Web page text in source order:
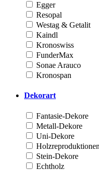
Egger
Resopal
Westag & Getalit
Kaindl
Kronoswiss
FunderMax
Sonae Arauco
Kronospan
Dekorart
Fantasie-Dekore
Metall-Dekore
Uni-Dekore
Holzreproduktionen
Stein-Dekore
Echtholz